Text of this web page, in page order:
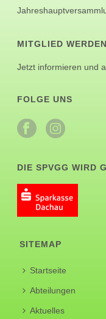
MITGLIED WERDEN
Jetzt informieren und
FOLGE UNS
DIE SPVGG WIRD
SITEMAP
Startseite
Abteilungen
Aktuelles